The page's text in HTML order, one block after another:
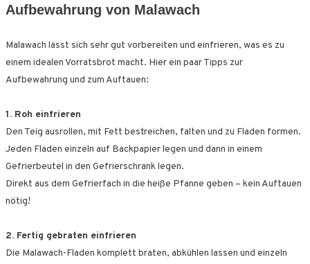
Aufbewahrung von Malawach
Malawach lässt sich sehr gut vorbereiten und einfrieren, was es zu
einem idealen Vorratsbrot macht. Hier ein paar Tipps zur
Aufbewahrung und zum Auftauen:
1. Roh einfrieren
Den Teig ausrollen, mit Fett bestreichen, falten und zu Fladen formen.
Jeden Fladen einzeln auf Backpapier legen und dann in einem
Gefrierbeutel in den Gefrierschrank legen.
Direkt aus dem Gefrierfach in die heiße Pfanne geben – kein Auftauen
nötig!
2. Fertig gebraten einfrieren
Die Malawach-Fladen komplett braten, abkühlen lassen und einzeln